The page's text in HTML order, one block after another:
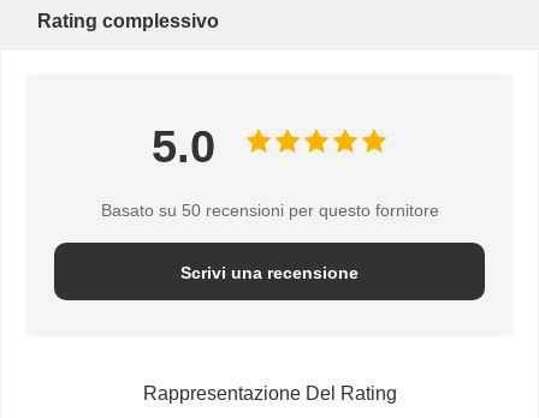
tazza di zuppa di carta
Scatole personalizzate per pasticceria
scatola di carta personalizzata
Rating complessivo
5.0
Basato su 50 recensioni per questo fornitore
Scrivi una recensione
Rappresentazione Del Rating